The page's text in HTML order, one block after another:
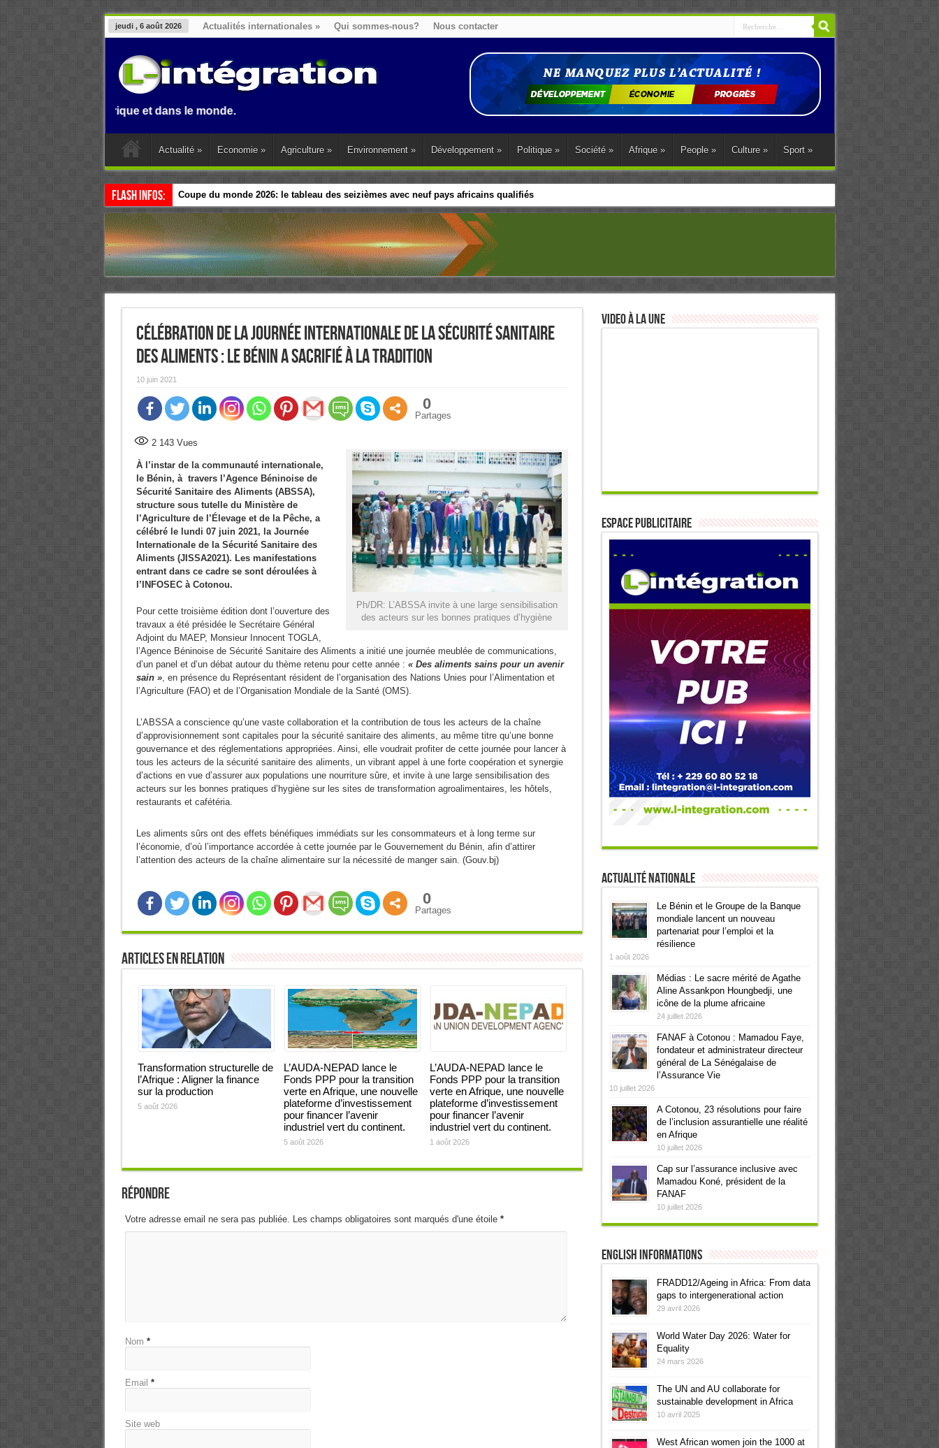
jeudi , 6 août 2026 Actualités internationales » Qui sommes-nous? Nous contacter
en Afrique et dans le monde.
Actualité » Economie » Agriculture » Environnement » Développement » Politique » Société » Afrique » People » Culture » Sport »
Flash Infos: Coupe du monde 2026: le tableau des seizièmes avec neuf pays africains qualifiés
Esclavage: à Accra, l’Afrique et sa diaspora tentent de parler d’une seule voix sur la question des réparations
Célébration de la Journée internationale de la sécurité sanitaire
des aliments : Le Bénin a sacrifié à la tradition
10 juin 2021
0
Partages
2 143Vues
Ph/DR: L’ABSSA invite à une large sensibilisation
des acteurs sur les bonnes pratiques d’hygiène
À l’instar de la communauté internationale,
le Bénin, à travers l’Agence Béninoise de
Sécurité Sanitaire des Aliments (ABSSA),
structure sous tutelle du Ministère de
l’Agriculture de l’Élevage et de la Pêche, a
célébré le lundi 07 juin 2021, la Journée
Internationale de la Sécurité Sanitaire des
Aliments (JISSA2021). Les manifestations
entrant dans ce cadre se sont déroulées à
l’INFOSEC à Cotonou.
Pour cette troisième édition dont l’ouverture des
travaux a été présidée le Secrétaire Général
Adjoint du MAEP, Monsieur Innocent TOGLA,
l’Agence Béninoise de Sécurité Sanitaire des Aliments a initié une journée meublée de communications,
d’un panel et d’un débat autour du thème retenu pour cette année : « Des aliments sains pour un avenir
sain », en présence du Représentant résident de l’organisation des Nations Unies pour l’Alimentation et
l’Agriculture (FAO) et de l’Organisation Mondiale de la Santé (OMS).
L’ABSSA a conscience qu’une vaste collaboration et la contribution de tous les acteurs de la chaîne
d’approvisionnement sont capitales pour la sécurité sanitaire des aliments, au même titre qu’une bonne
gouvernance et des réglementations appropriées. Ainsi, elle voudrait profiter de cette journée pour lancer à
tous les acteurs de la sécurité sanitaire des aliments, un vibrant appel à une forte coopération et synergie
d’actions en vue d’assurer aux populations une nourriture sûre, et invite à une large sensibilisation des
acteurs sur les bonnes pratiques d’hygiène sur les sites de transformation agroalimentaires, les hôtels,
restaurants et cafétéria.
Les aliments sûrs ont des effets bénéfiques immédiats sur les consommateurs et à long terme sur
l’économie, d’où l’importance accordée à cette journée par le Gouvernement du Bénin, afin d’attirer
l’attention des acteurs de la chaîne alimentaire sur la nécessité de manger sain. (Gouv.bj)
0
Partages
Articles en relation
Transformation structurelle de
l’Afrique : Aligner la finance
sur la production
5 août 2026
L’AUDA-NEPAD lance le
Fonds PPP pour la transition
verte en Afrique, une nouvelle
plateforme d’investissement
pour financer l’avenir
industriel vert du continent.
5 août 2026
L’AUDA-NEPAD lance le
Fonds PPP pour la transition
verte en Afrique, une nouvelle
plateforme d’investissement
pour financer l’avenir
industriel vert du continent.
1 août 2026
Répondre
Votre adresse email ne sera pas publiée. Les champs obligatoires sont marqués d'une étoile *
Nom *
Email *
Site web
Video à la Une
ESPACE PUBLICITAIRE
Actualité Nationale
Le Bénin et le Groupe de la Banque
mondiale lancent un nouveau
partenariat pour l’emploi et la
résilience
1 août 2026
Médias : Le sacre mérité de Agathe
Aline Assankpon Houngbedji, une
icône de la plume africaine
24 juillet 2026
FANAF à Cotonou : Mamadou Faye,
fondateur et administrateur directeur
général de La Sénégalaise de
l’Assurance Vie
10 juillet 2026
A Cotonou, 23 résolutions pour faire
de l’inclusion assurantielle une réalité
en Afrique
10 juillet 2026
Cap sur l’assurance inclusive avec
Mamadou Koné, président de la
FANAF
10 juillet 2026
English informations
FRADD12/Ageing in Africa: From data
gaps to intergenerational action
29 avril 2026
World Water Day 2026: Water for
Equality
24 mars 2026
The UN and AU collaborate for
sustainable development in Africa
10 avril 2025
West African women join the 1000 at